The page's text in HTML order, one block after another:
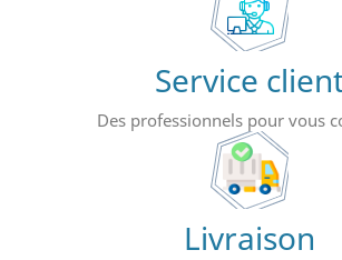
Service
Des professionnels pour vous
Livraison